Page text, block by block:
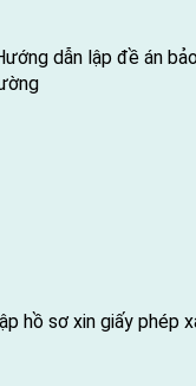
dẫn lập đề án
hồ sơ xin giấy phép